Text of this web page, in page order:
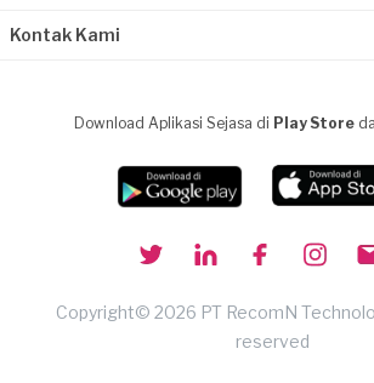
Kontak Kami
Download Aplikasi Sejasa di Play Store
Copyright© 2026 PT RecomN
reserved